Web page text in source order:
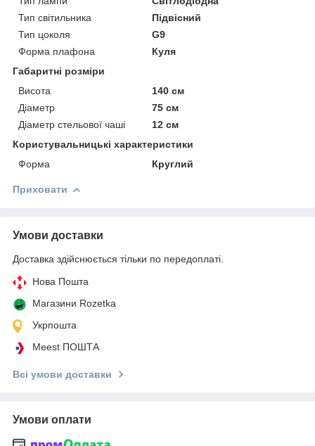
Тип світильника
Підвісний
Тип цоколя
G9
Форма плафона
Куля
Габаритні розміри
Висота
140 см
Діаметр
75 см
Діаметр стельової чаші
12 см
Користувальницькі характеристики
Форма
Круглий
Приховати
Умови доставки
Доставка здійснюється тільки по передоплаті.
Нова Пошта
Магазини Rozetka
Укрпошта
Meest ПОШТА
Всі умови доставки
Умови оплати